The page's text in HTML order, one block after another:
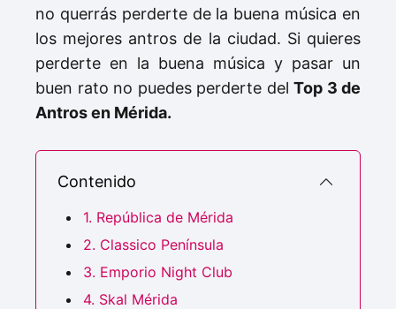
no querrás perderte de la buena música en
los mejores antros de la ciudad. Si quieres
perderte en la buena música y pasar un
buen rato no puedes perderte del Top 3 de
Antros en Mérida.
Contenido
1. República de Mérida
2. Classico Península
3. Emporio Night Club
4. Skal Mérida